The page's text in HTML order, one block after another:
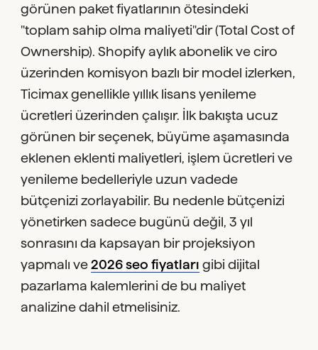
görünen paket fiyatlarının ötesindeki
"toplam sahip olma maliyeti"dir (Total Cost of
Ownership). Shopify aylık abonelik ve ciro
üzerinden komisyon bazlı bir model izlerken,
Ticimax genellikle yıllık lisans yenileme
ücretleri üzerinden çalışır. İlk bakışta ucuz
görünen bir seçenek, büyüme aşamasında
eklenen eklenti maliyetleri, işlem ücretleri ve
yenileme bedelleriyle uzun vadede
bütçenizi zorlayabilir. Bu nedenle bütçenizi
yönetirken sadece bugünü değil, 3 yıl
sonrasını da kapsayan bir projeksiyon
yapmalı ve2026 seo fiyatları gibi dijital
pazarlama kalemlerini de bu maliyet
analizine dahil etmelisiniz.